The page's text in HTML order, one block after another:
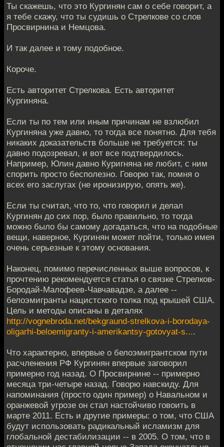
Ты скажешь, что это Кургинян сам о себе говорит, а
я тебе скажу, что ты судишь о Стрелкове со слов
Просвирнина и Немцова.
И так далее и тому подобное.
Короче.
Есть авторитет Стрелкова. Есть авторитет
Кургиняна.
Если ты по тем или иным причинам не взлюбил
Кургиняна уже давно, то тогда все понятно. Для тебя
никаких доказательств больше не требуется: ты
давно подозревал, и вот все подтвердилось.
Например, Юлин давно Куригняна не любит, с ним
спорить просто бесполезно. Говорю так, помня о
всех его заслугах (не иронизирую, опять же).
Если ты считал, что то, что говорил и делал
Кургинян до сих пор, было правильно, то тогда
можно было бы самому догадаться, что на подобные
вещи, наверное, Кургинян может пойти, только имея
очень серьезные к этому основания.
Наконец, помимо перечисленных выше вопросов, к
прочтению рекомендуется статья о связке Стрелков-
Бородай-Малофеев-Чавчавадзе, а далее --
белоэмигранты нацистского толка под крышей США.
Цель и методы описаны в деталях
http://vognebroda.net/bekgraund-strelkova-i-borodaya-
oligarhi-beloemigranty-i-amerikantsy-gotovyat-s....
Что характерно, впервые о белоэмигрантском пути
расчленения РФ Кургинян впервые заговорил
примерно год назад. О Просвирнине -- примерно
месяца три-четыре назад. Говорю навскиду. Для
напоминания (просто один пример) о Навальном и
оранжевой угрозе он стал настойчиво говоить в
марте 2011. Есть и другие примеры: о том, что США
будут использовать радикальный исламизм для
глобальной дестабилизации -- в 2005. О том, что в